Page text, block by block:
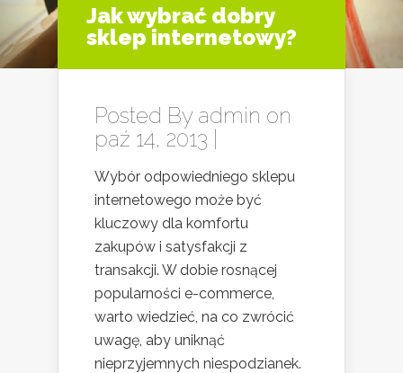
Jak wybrać dobry
sklep internetowy?
Posted By admin on
paź 14, 2013 |
Wybór odpowiedniego sklepu
internetowego może być
kluczowy dla komfortu
zakupów i satysfakcji z
transakcji. W dobie rosnącej
popularności e-commerce,
warto wiedzieć, na co zwrócić
uwagę, aby uniknąć
nieprzyjemnych niespodzianek.